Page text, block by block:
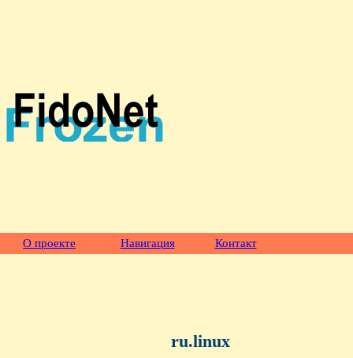
О проекте Навигация Контакт
ru.linux